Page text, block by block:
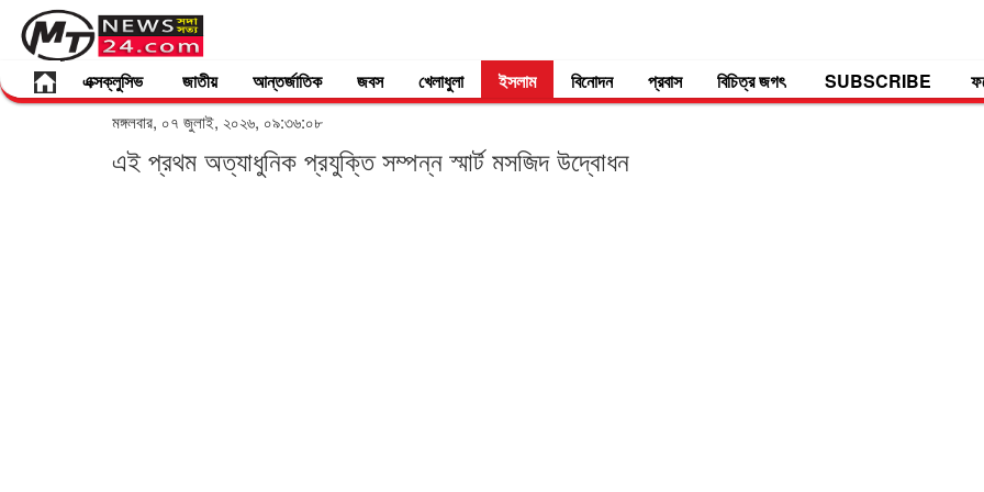
এক্সক্লুসিভ জাতীয় আন্তর্জাতিক জবস খেলাধুলা ইসলাম বিনোদন প্রবাস বিচিত্র জগৎ SUBSCRIBE
মঙ্গলবার, ০৭ জুলাই, ২০২৬, ০৯:৩৬:০৮
এই প্রথম অত্যাধুনিক প্রযুক্তি সম্পন্ন স্মার্ট মসজিদ উদ্বোধন